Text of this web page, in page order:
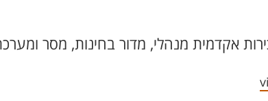
אקדמית מנהלי, מדור בחינות, מסר
Staff